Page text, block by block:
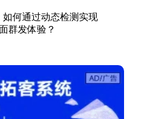
何通过动态检测实现
群发体验？